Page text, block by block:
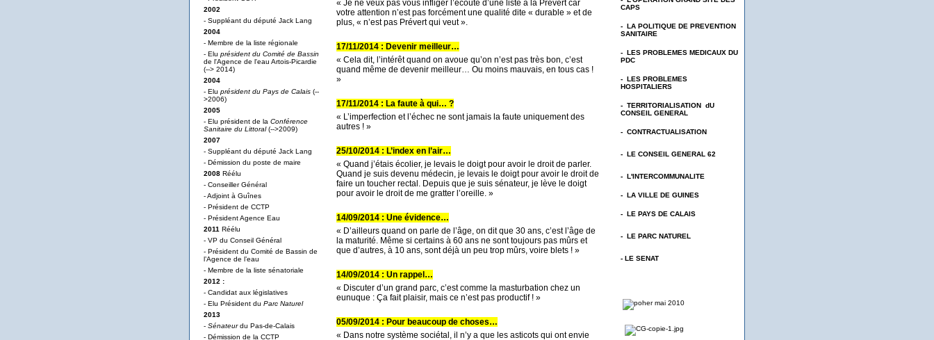
2002
- Suppléant du député Jack Lang
2004
- Membre de la liste régionale
- Elu président du Comité de Bassin
de l'Agence de l'eau Artois-Picardie
(--> 2014)
2004
- Elu président du Pays de Calais (--
>2006)
2005
- Elu président de la Conférence
Sanitaire du Littoral(-->2009)
2007
- Suppléant du député Jack Lang
- Démission du poste de maire
2008 Réélu
- Conseiller Général
- Adjoint à Guînes
- Président de CCTP
- Président Agence Eau
2011 Réélu
- VP du Conseil Général
- Président du Comité de Bassin de
l’Agence de l’eau
- Membre de la liste sénatoriale
2012 :
- Candidat aux législatives
- Elu Président du Parc Naturel
2013
- Sénateurdu Pas-de-Calais
- Démission de la CCTP
« Je ne veux pas vous infliger l’écoute d’une liste à la Prévert car
votre attention n’est pas forcément une qualité dite « durable » et de
plus, « n’est pas Prévert qui veut ».
17/11/2014 : Devenir meilleur…
« Cela dit, l’intérêt quand on avoue qu’on n’est pas très bon, c’est
quand même de devenir meilleur… Ou moins mauvais, en tous cas !
»
17/11/2014 : La faute à qui… ?
« L’imperfection et l’échec ne sont jamais la faute uniquement des
autres ! »
25/10/2014 : L’index en l’air…
« Quand j’étais écolier, je levais le doigt pour avoir le droit de parler.
Quand je suis devenu médecin, je levais le doigt pour avoir le droit de
faire un toucher rectal. Depuis que je suis sénateur, je lève le doigt
pour avoir le droit de me gratter l’oreille. »
14/09/2014 : Une évidence…
« D’ailleurs quand on parle de l’âge, on dit que 30 ans, c’est l’âge de
la maturité. Même si certains à 60 ans ne sont toujours pas mûrs et
que d’autres, à 10 ans, sont déjà un peu trop mûrs, voire blets ! »
14/09/2014 : Un rappel…
« Discuter d’un grand parc, c’est comme la masturbation chez un
eunuque : Ça fait plaisir, mais ce n’est pas productif ! »
05/09/2014 : Pour beaucoup de choses…
« Dans notre système sociétal, il n’y a que les asticots qui ont envie
CAPS
- LA POLITIQUE DE PREVENTION
SANITAIRE
- LES PROBLEMES MEDICAUX DU
PDC
- LES PROBLEMES
HOSPITALIERS
- TERRITORIALISATION dU
CONSEIL GENERAL
- CONTRACTUALISATION
- LE CONSEIL GENERAL 62
- L'INTERCOMMUNALITE
- LA VILLE DE GUINES
- LE PAYS DE CALAIS
- LE PARC NATUREL
- LE SENAT